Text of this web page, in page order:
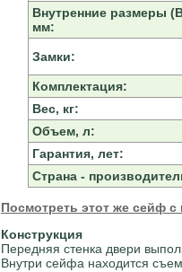
Внутренние размеры
мм:
Замки:
Комплектация:
Вес, кг:
Объем, л:
Гарантия, лет:
Страна -
Посмотреть этот же сейф
Конструкция
Передняя стенка двери
Внутри сейфа находится